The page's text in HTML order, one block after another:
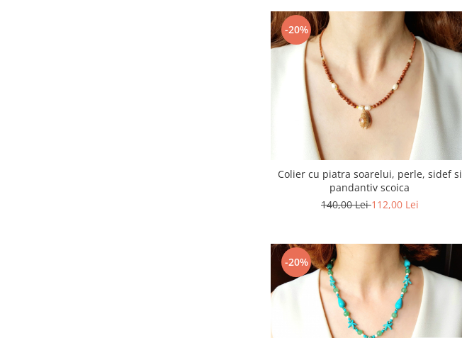
-20%
Colier cu piatra soarelui, perle, sidef si
pandantiv scoica
140,00 Lei112,00 Lei
-20%